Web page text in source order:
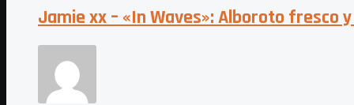
Jamie xx – «In Waves»: Alboroto fresco